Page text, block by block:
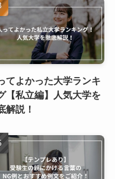
てよかった大学ランキ
【私立編】人気大学を
解説！